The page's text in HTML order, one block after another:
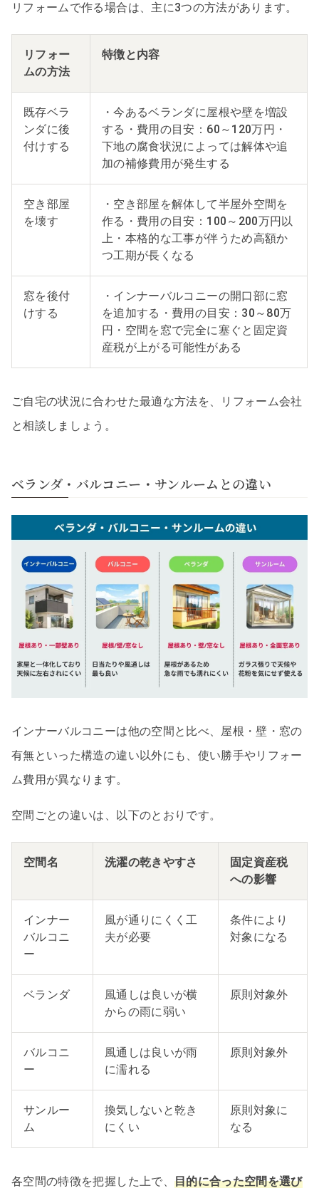
リフォームで作る場合は、主に3つの方法があります。
リフォー
ムの方法
特徴と内容
既存ベラ
ンダに後
付けする
・今あるベランダに屋根や壁を増設
する・費用の目安：60～120万円・
下地の腐食状況によっては解体や追
加の補修費用が発生する
空き部屋
を壊す
・空き部屋を解体して半屋外空間を
作る・費用の目安：100～200万円以
上・本格的な工事が伴うため高額か
つ工期が長くなる
窓を後付
けする
・インナーバルコニーの開口部に窓
を追加する・費用の目安：30～80万
円・空間を窓で完全に塞ぐと固定資
産税が上がる可能性がある
ご自宅の状況に合わせた最適な方法を、リフォーム会社
と相談しましょう。
ベランダ・バルコニー・サンルームとの違い
インナーバルコニーは他の空間と比べ、屋根・壁・窓の
有無といった構造の違い以外にも、使い勝手やリフォー
ム費用が異なります。
空間ごとの違いは、以下のとおりです。
空間名 洗濯の乾きやすさ
固定資産税
への影響
インナー
バルコニ
ー
風が通りにくく工
夫が必要
条件により
対象になる
ベランダ
風通しは良いが横
からの雨に弱い
原則対象外
バルコニ
ー
風通しは良いが雨
に濡れる
原則対象外
サンルー
ム
換気しないと乾き
にくい
原則対象に
なる
各空間の特徴を把握した上で、 目的に合った空間を選び